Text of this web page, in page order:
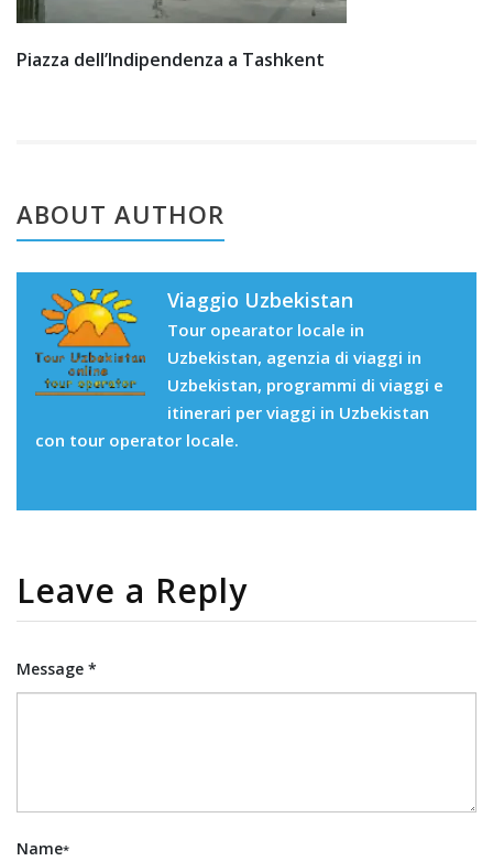
Piazza dell’Indipendenza a Tashkent
ABOUT AUTHOR
Viaggio Uzbekistan
Tour opearator locale in
Uzbekistan, agenzia di viaggi in
Uzbekistan, programmi di viaggi e
itinerari per viaggi in Uzbekistan
con tour operator locale.
Leave a Reply
Message *
Name*